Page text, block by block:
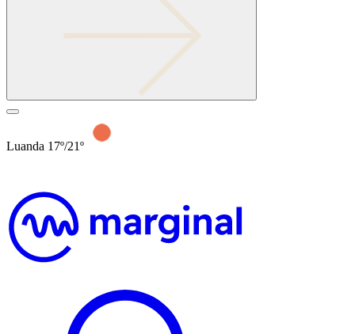
Luanda 17º/21º